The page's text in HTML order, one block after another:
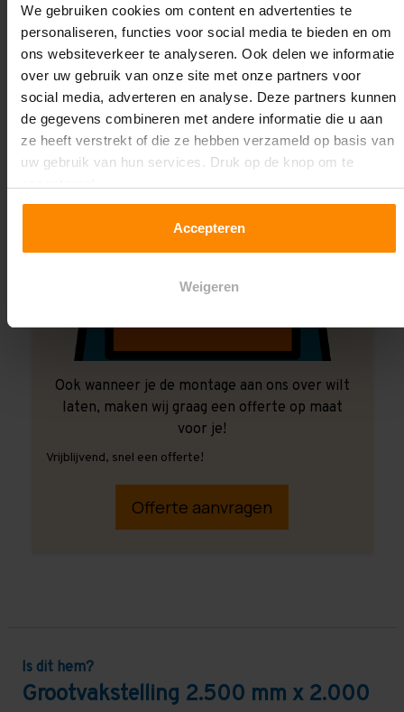
We gebruiken cookies om content en advertenties te
personaliseren, functies voor social media te bieden en om
ons websiteverkeer te analyseren. Ook delen we informatie
over uw gebruik van onze site met onze partners voor
social media, adverteren en analyse. Deze partners kunnen
de gegevens combineren met andere informatie die u aan
ze heeft verstrekt of die ze hebben verzameld op basis van
uw gebruik van hun services. Druk op de knop om te
Accepteren
Weigeren
Laat ons het doen!
Ook wanneer je de montage aan ons over wilt
laten, maken wij graag een offerte op maat
voor je!
Vrijblijvend, snel een offerte!
Offerte aanvragen
Is dit hem?
Grootvakstelling 2.500 mm x 2.000